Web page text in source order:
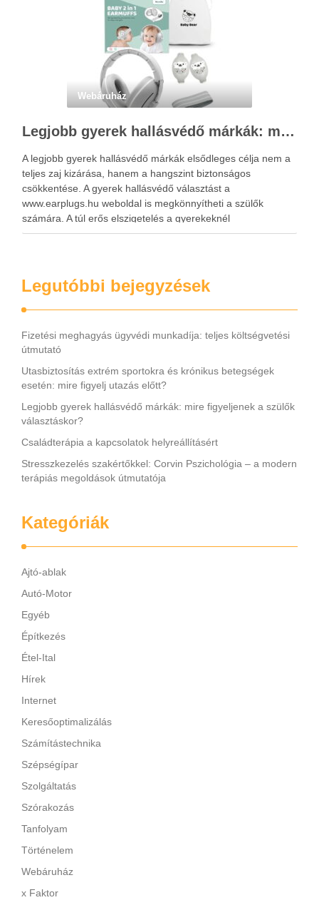
Webáruház
Legjobb gyerek hallásvédő márkák: mire figyeljenek a szülők választáskor?
A legjobb gyerek hallásvédő márkák elsődleges célja nem a
teljes zaj kizárása, hanem a hangszint biztonságos
csökkentése. A gyerek hallásvédő választást a
www.earplugs.hu weboldal is megkönnyítheti a szülők
számára. A túl erős elszigetelés a gyerekeknél
kényelmetlenséget, félelmet vagy dezorientáltságot is
Legutóbbi bejegyzések
Fizetési meghagyás ügyvédi munkadíja: teljes költségvetési
útmutató
Utasbiztosítás extrém sportokra és krónikus betegségek
esetén: mire figyelj utazás előtt?
Legjobb gyerek hallásvédő márkák: mire figyeljenek a szülők
választáskor?
Családterápia a kapcsolatok helyreállításért
Stresszkezelés szakértőkkel: Corvin Pszichológia – a modern
terápiás megoldások útmutatója
Kategóriák
Ajtó-ablak
Autó-Motor
Egyéb
Építkezés
Étel-Ital
Hírek
Internet
Keresőoptimalizálás
Számítástechnika
Szépségípar
Szolgáltatás
Szórakozás
Tanfolyam
Történelem
Webáruház
x Faktor